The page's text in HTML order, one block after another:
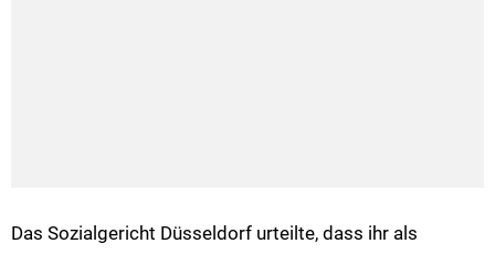
Das Sozialgericht Düsseldorf urteilte, dass ihr als